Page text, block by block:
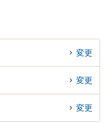
変更
変更
変更